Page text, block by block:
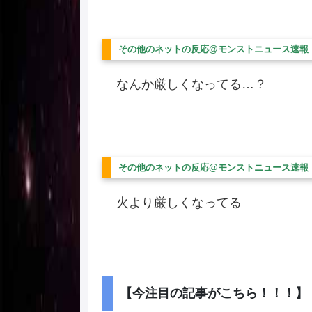
その他のネットの反応@モンストニュース速報
なんか厳しくなってる…？
その他のネットの反応@モンストニュース速報
火より厳しくなってる
【今注目の記事がこちら！！！】